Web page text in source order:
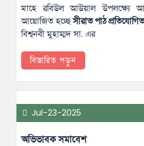
মাহে রবিউল আউয়াল উপলক্ষ্যে
আয়োজিত হচ্ছেসীরাত পাঠ
বিশ্বনবী মুহাম্মদ সা. এর
বিস্তারিত পড়ুন
Jul-23-2025
অভিভাবক সমাবেশ